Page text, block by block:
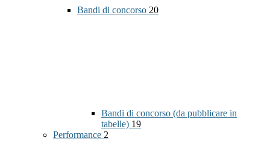
Bandi di concorso 20
Bandi di concorso (da pubblicare in
tabelle) 19
Performance 2